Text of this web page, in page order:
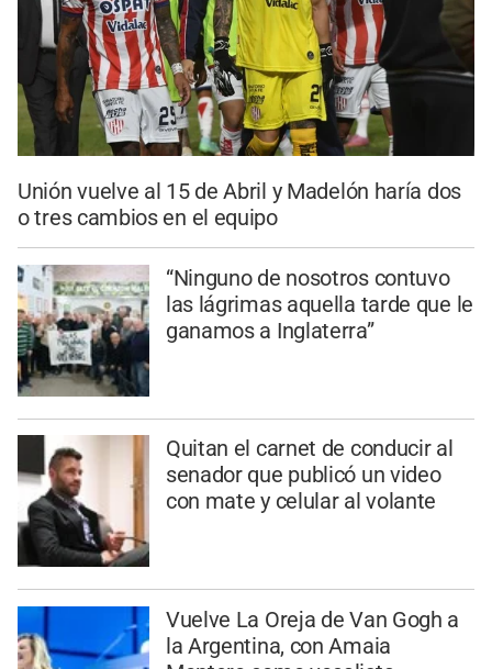
Unión vuelve al 15 de Abril y Madelón haría dos
o tres cambios en el equipo
“Ninguno de nosotros contuvo
las lágrimas aquella tarde que le
ganamos a Inglaterra”
Quitan el carnet de conducir al
senador que publicó un video
con mate y celular al volante
Vuelve La Oreja de Van Gogh a
la Argentina, con Amaia